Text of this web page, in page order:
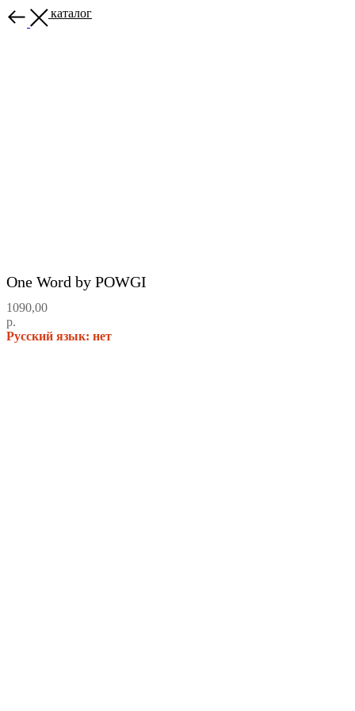
Назад в каталог
One Word by POWGI
1090,00
р.
Русский язык: нет